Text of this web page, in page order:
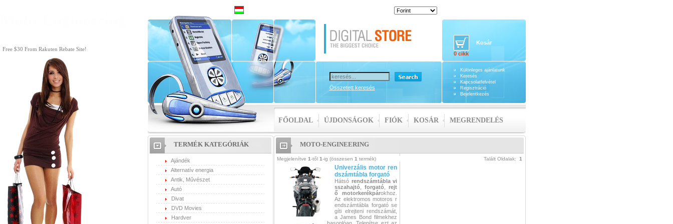
Összetett keresés
Kosár
0 cikk
Különleges ajánlatunk
Keresés
Kapcsolatfelvétel
Regisztráció
Bejelentkezés
FŐOLDAL ÚJDONSÁGOK FIÓK KOSÁR MEGRENDELÉS
TERMÉK KATEGÓRIÁK
Ajándék
Alternatív energia
Antik, Művészet
Autó
Divat
DVD Movies
Hardver
MOTO-ENGINEERING
Megjelenítve 1-től 1-ig (összesen 1 termék) Talált Oldalak: 1
Univerzális motor ren
dszámtábla forgató
Hátsó rendszámtábla vi
sszahajtó
forgató
rejt
ő
motorkerékpárokhoz.
Az elektromos motoros r
endszámtábla forgató se
gíti elrejteni rendszámát,
a James Bond filmekhez
Free $30 From Rakuten Rebate Site!